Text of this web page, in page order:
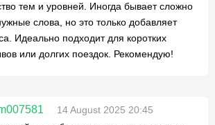
тем и уровней. Иногда бывает сложно
слова, но это только добавляет
Идеально подходит для коротких
или долгих поездок. Рекомендую!
14 August 2025 20:45